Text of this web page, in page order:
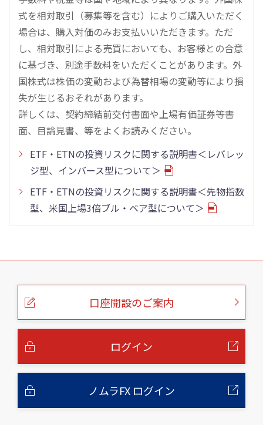
式を相対取引（募集等を含む）によりご購入いただく
場合は、購入対価のみお支払いいただきます。ただ
し、相対取引による売買においても、お客様との合意
に基づき、別途手数料をいただくことがあります。外
国株式は株価の変動および為替相場の変動等により損
失が生じるおそれがあります。
詳しくは、契約締結前交付書面や上場有価証券等書
面、目論見書、等をよくお読みください。
ETF・ETNの投資リスクに関する説明書＜レバレッ
ジ型、インバース型について＞
ETF・ETNの投資リスクに関する説明書＜先物指数
型、米国上場3倍ブル・ベア型について＞
こ
口座開設のご案内
ログイン
ノムラFX ログイン